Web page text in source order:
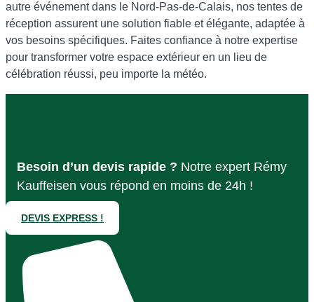
autre événement dans le Nord-Pas-de-Calais, nos tentes de
réception assurent une solution fiable et élégante, adaptée à
vos besoins spécifiques. Faites confiance à notre expertise
pour transformer votre espace extérieur en un lieu de
célébration réussi, peu importe la météo.
Besoin d’un devis rapide ? Notre expert Rémy
Kauffeisen vous répond en moins de 24h !
DEVIS EXPRESS !